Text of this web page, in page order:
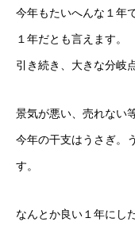
今年もたいへんな１年
１年だとも言えます。
引き続き、大きな分岐
景気が悪い、売れない
今年の干支はうさぎ。
す。
なんとか良い１年にし